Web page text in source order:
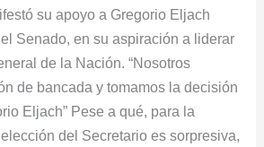
su apoyo a Gregorio Eljach
Senado, en su aspiración a liderar
de la Nación. “Nosotros
de bancada y tomamos la decisión
Eljach” Pese a qué, para la
del Secretario es sorpresiva,